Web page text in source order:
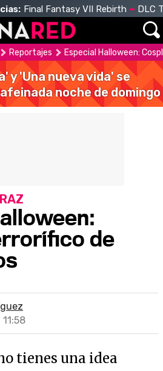
Final Fantasy VII Rebirth DLC
Reportajes Especial Halloween:
y 'Una nueva vida' se
noche de domingo
de
tienes una idea